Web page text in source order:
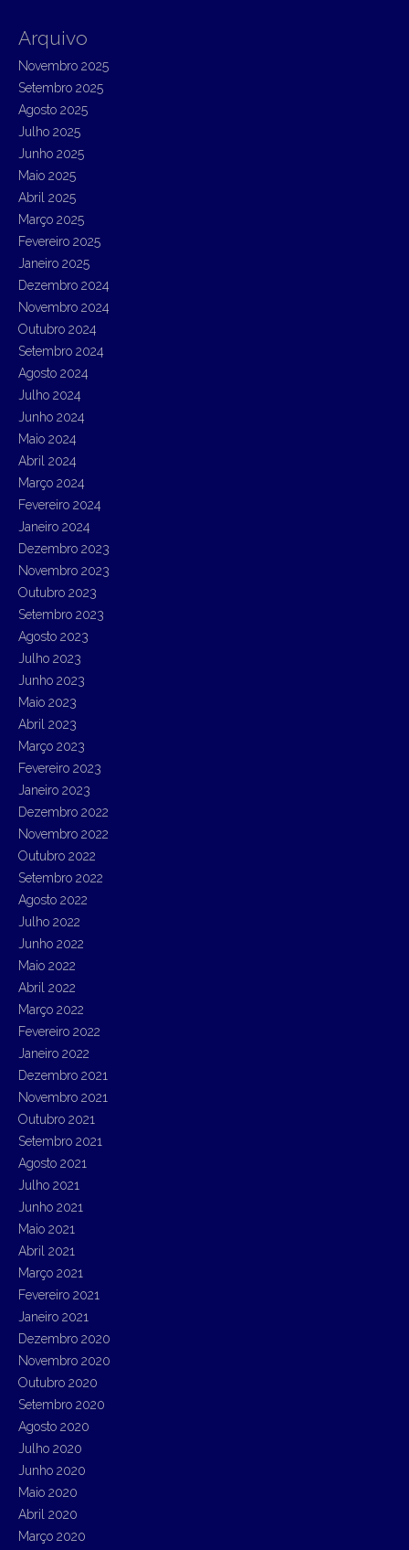
c
f
o
r
Arquivo
Novembro 2025
Setembro 2025
Agosto 2025
Julho 2025
Junho 2025
Maio 2025
Abril 2025
Março 2025
Fevereiro 2025
Janeiro 2025
Dezembro 2024
Novembro 2024
Outubro 2024
Setembro 2024
Agosto 2024
Julho 2024
Junho 2024
Maio 2024
Abril 2024
Março 2024
Fevereiro 2024
Janeiro 2024
Dezembro 2023
Novembro 2023
Outubro 2023
Setembro 2023
Agosto 2023
Julho 2023
Junho 2023
Maio 2023
Abril 2023
Março 2023
Fevereiro 2023
Janeiro 2023
Dezembro 2022
Novembro 2022
Outubro 2022
Setembro 2022
Agosto 2022
Julho 2022
Junho 2022
Maio 2022
Abril 2022
Março 2022
Fevereiro 2022
Janeiro 2022
Dezembro 2021
Novembro 2021
Outubro 2021
Setembro 2021
Agosto 2021
Julho 2021
Junho 2021
Maio 2021
Abril 2021
Março 2021
Fevereiro 2021
Janeiro 2021
Dezembro 2020
Novembro 2020
Outubro 2020
Setembro 2020
Agosto 2020
Julho 2020
Junho 2020
Maio 2020
Abril 2020
Março 2020